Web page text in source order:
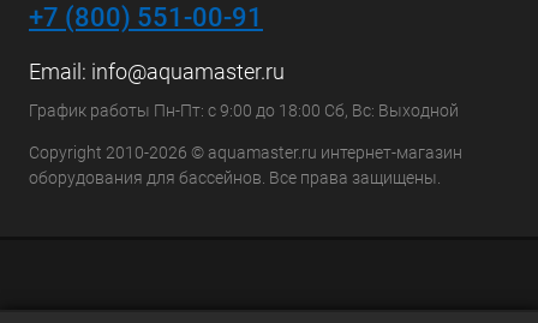
+7 (800) 551-00-91
Email: info@aquamaster.ru
График работы Пн-Пт: с 9:00 до 18:00 Сб, Вс: Выходной
Copyright 2010-2026 © aquamaster.ru интернет-магазин
оборудования для бассейнов. Все права защищены.